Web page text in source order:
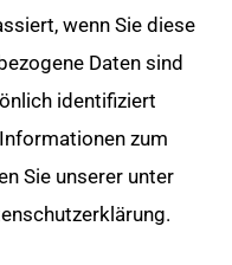
wenn Sie diese
Daten sind
identifiziert
zum
Sie unserer unter